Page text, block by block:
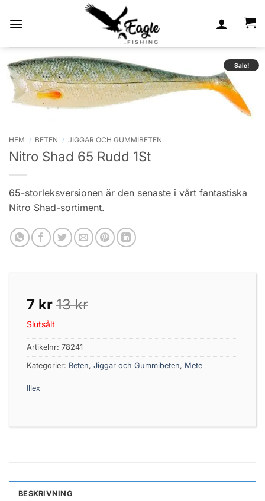
Sale!
HEM / BETEN / JIGGAR OCH GUMMIBETEN
Nitro Shad 65 Rudd 1St
65-storleksversionen är den senaste i vårt fantastiska
Nitro Shad-sortiment.
7 kr 13kr
Slutsålt
Artikelnr: 78241
Kategorier: Beten, Jiggar och Gummibeten, Mete
Illex
BESKRIVNING